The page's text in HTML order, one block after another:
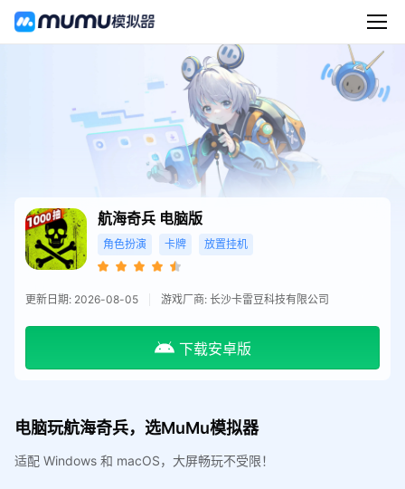
航海奇兵 电脑版
角色扮演 卡牌 放置挂机
更新日期: 2026-08-05 游戏厂商: 长沙卡雷豆科技有限公司
下载安卓版
电脑玩航海奇兵，选MuMu模拟器
适配 Windows 和 macOS，大屏畅玩不受限！